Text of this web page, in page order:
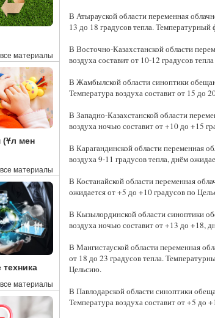
все материалы
(Ұл мен
все материалы
все материалы
В Атырауской области переменная
13 до 18 градусов тепла.
В Восточно-Казахстанской области
воздуха составит от 10-12 градусов
В Жамбылской области синоптики
Температура воздуха составит от 15 до
В Западно-Казахстанской области
воздуха ночью составит от +10 до +15
В Карагандинской области переменная
воздуха 9-11 градусов тепла, днём
В Костанайской области переменная
ожидается от +5 до +10 градусов по
В Кызылординской области синоптики
воздуха ночью составит от +13 до +18,
В Мангистауской области переменная
от 18 до 23 градусов тепла.
Цельсию.
В Павлодарской области синоптики
Температура воздуха составит от +5 до